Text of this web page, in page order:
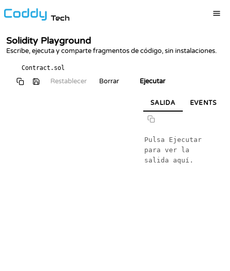
Tech
Solidity Playground
Escribe, ejecuta y comparte fragmentos de código, sin instalaciones.
Contract.sol
Restablecer Borrar Ejecutar
SALIDA EVENTS
Pulsa Ejecutar
para ver la
salida aquí.